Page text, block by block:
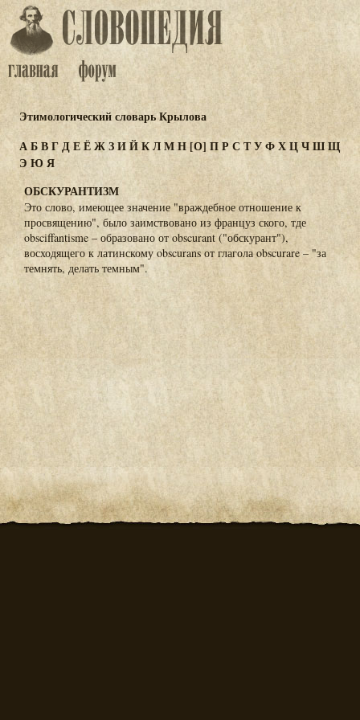
Этимологический словарь Крылова
АБВГДЕЁЖЗИЙКЛМН[О] ПРСТУФХЦЧШЩ
Э Ю Я
ОБСКУРАНТИЗМ
Это слово, имеющее значение "враждебное отношение к
просвящению", было заимствовано из француз ского, тде
obsciffantisme – образовано от obscurant ("обскурант"),
восходящего к латинскому obscurans от глагола obscurare – "за
темнять, делать темным".